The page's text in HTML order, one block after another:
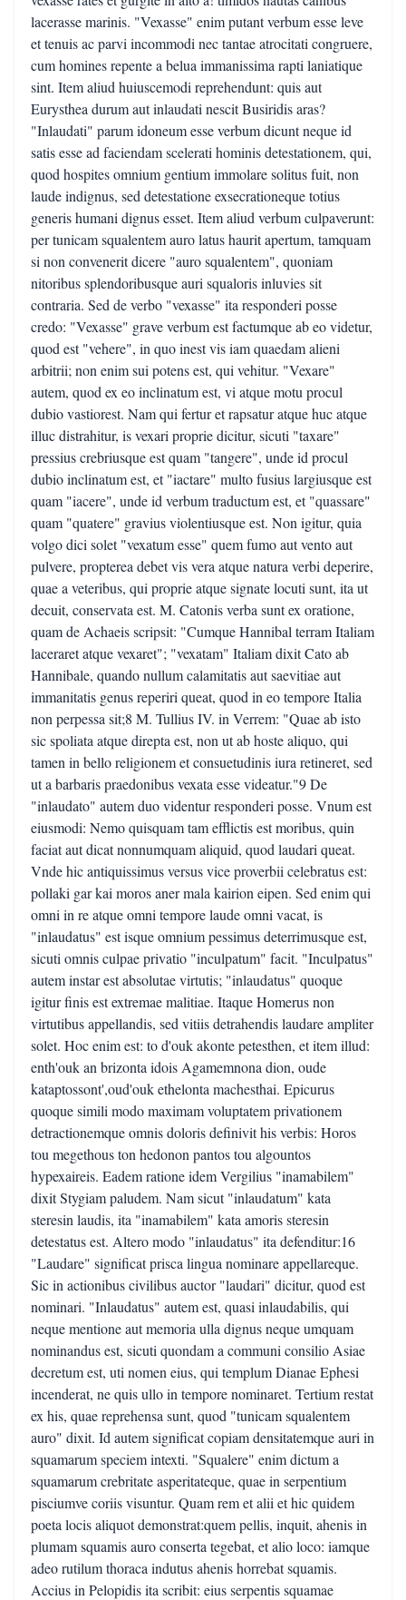
lacerasse marinis. "Vexasse" enim putant verbum esse leve
et tenuis ac parvi incommodi nec tantae atrocitati congruere,
cum homines repente a belua immanissima rapti laniatique
sint. Item aliud huiuscemodi reprehendunt: quis aut
Eurysthea durum aut inlaudati nescit Busiridis aras?
"Inlaudati" parum idoneum esse verbum dicunt neque id
satis esse ad faciendam scelerati hominis detestationem, qui,
quod hospites omnium gentium immolare solitus fuit, non
laude indignus, sed detestatione exsecrationeque totius
generis humani dignus esset. Item aliud verbum culpaverunt:
per tunicam squalentem auro latus haurit apertum, tamquam
si non convenerit dicere "auro squalentem", quoniam
nitoribus splendoribusque auri squaloris inluvies sit
contraria. Sed de verbo "vexasse" ita responderi posse
credo: "Vexasse" grave verbum est factumque ab eo videtur,
quod est "vehere", in quo inest vis iam quaedam alieni
arbitrii; non enim sui potens est, qui vehitur. "Vexare"
autem, quod ex eo inclinatum est, vi atque motu procul
dubio vastiorest. Nam qui fertur et rapsatur atque huc atque
illuc distrahitur, is vexari proprie dicitur, sicuti "taxare"
pressius crebriusque est quam "tangere", unde id procul
dubio inclinatum est, et "iactare" multo fusius largiusque est
quam "iacere", unde id verbum traductum est, et "quassare"
quam "quatere" gravius violentiusque est. Non igitur, quia
volgo dici solet "vexatum esse" quem fumo aut vento aut
pulvere, propterea debet vis vera atque natura verbi deperire,
quae a veteribus, qui proprie atque signate locuti sunt, ita ut
decuit, conservata est. M. Catonis verba sunt ex oratione,
quam de Achaeis scripsit: "Cumque Hannibal terram Italiam
laceraret atque vexaret"; "vexatam" Italiam dixit Cato ab
Hannibale, quando nullum calamitatis aut saevitiae aut
immanitatis genus reperiri queat, quod in eo tempore Italia
non perpessa sit;8 M. Tullius IV. in Verrem: "Quae ab isto
sic spoliata atque direpta est, non ut ab hoste aliquo, qui
tamen in bello religionem et consuetudinis iura retineret, sed
ut a barbaris praedonibus vexata esse videatur."9 De
"inlaudato" autem duo videntur responderi posse. Vnum est
eiusmodi: Nemo quisquam tam efflictis est moribus, quin
faciat aut dicat nonnumquam aliquid, quod laudari queat.
Vnde hic antiquissimus versus vice proverbii celebratus est:
pollaki gar kai moros aner mala kairion eipen. Sed enim qui
omni in re atque omni tempore laude omni vacat, is
"inlaudatus" est isque omnium pessimus deterrimusque est,
sicuti omnis culpae privatio "inculpatum" facit. "Inculpatus"
autem instar est absolutae virtutis; "inlaudatus" quoque
igitur finis est extremae malitiae. Itaque Homerus non
virtutibus appellandis, sed vitiis detrahendis laudare ampliter
solet. Hoc enim est: to d'ouk akonte petesthen, et item illud:
enth'ouk an brizonta idois Agamemnona dion, oude
kataptossont',oud'ouk ethelonta machesthai. Epicurus
quoque simili modo maximam voluptatem privationem
detractionemque omnis doloris definivit his verbis: Horos
tou megethous ton hedonon pantos tou algountos
hypexaireis. Eadem ratione idem Vergilius "inamabilem"
dixit Stygiam paludem. Nam sicut "inlaudatum" kata
steresin laudis, ita "inamabilem" kata amoris steresin
detestatus est. Altero modo "inlaudatus" ita defenditur:16
"Laudare" significat prisca lingua nominare appellareque.
Sic in actionibus civilibus auctor "laudari" dicitur, quod est
nominari. "Inlaudatus" autem est, quasi inlaudabilis, qui
neque mentione aut memoria ulla dignus neque umquam
nominandus est, sicuti quondam a communi consilio Asiae
decretum est, uti nomen eius, qui templum Dianae Ephesi
incenderat, ne quis ullo in tempore nominaret. Tertium restat
ex his, quae reprehensa sunt, quod "tunicam squalentem
auro" dixit. Id autem significat copiam densitatemque auri in
squamarum speciem intexti. "Squalere" enim dictum a
squamarum crebritate asperitateque, quae in serpentium
pisciumve coriis visuntur. Quam rem et alii et hic quidem
poeta locis aliquot demonstrat:quem pellis, inquit, ahenis in
plumam squamis auro conserta tegebat, et alio loco: iamque
adeo rutilum thoraca indutus ahenis horrebat squamis.
Accius in Pelopidis ita scribit: eius serpentis squamae